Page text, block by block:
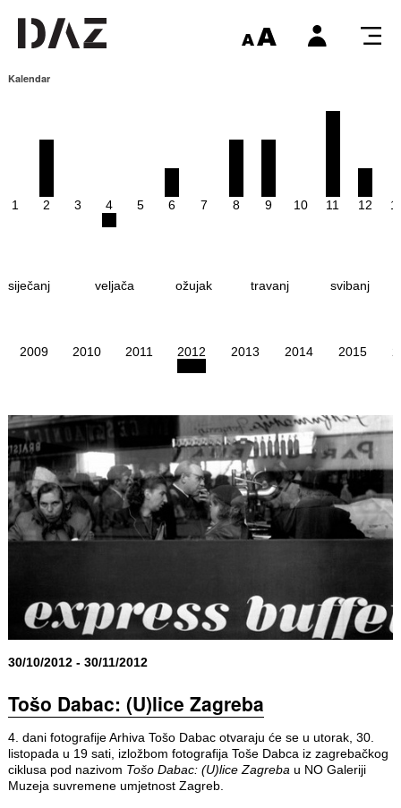
Kalendar
1 2 3 4 5 6 7 8 9 10 11 12
siječanj veljača ožujak travanj svibanj
2009 2010 2011 2012 2013 2014 2015
30/10/2012 - 30/11/2012
Tošo Dabac: (U)lice Zagreba
4. dani fotografije Arhiva Tošo Dabac otvaraju će se u utorak, 30.
listopada u 19 sati, izložbom fotografija Toše Dabca iz zagrebačkog
ciklusa pod nazivom Tošo Dabac: (U)lice Zagreba u NO Galeriji
Muzeja suvremene umjetnost Zagreb.